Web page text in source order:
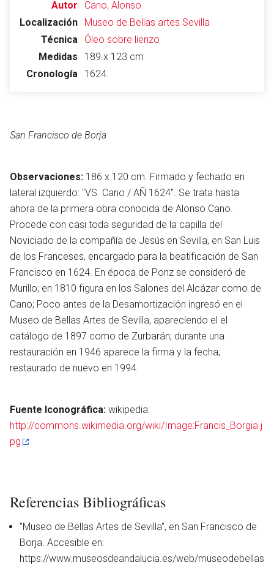
Autor
Cano, Alonso
Localización
Museo de Bellas artes Sevilla
Técnica
Óleo sobre lienzo
Medidas
189 x 123 cm
Cronología
1624.
San Francisco de Borja
Observaciones: 186 x 120 cm. Firmado y fechado en
lateral izquierdo: "VS. Cano / AÑ 1624". Se trata hasta
ahora de la primera obra conocida de Alonso Cano.
Procede con casi toda seguridad de la capilla del
Noviciado de la compañía de Jesús en Sevilla, en San Luis
de los Franceses, encargado para la beatificación de San
Francisco en 1624. En época de Ponz se consideró de
Murillo; en 1810 figura en los Salones del Alcázar como de
Cano; Poco antes de la Desamortización ingresó en el
Museo de Bellas Artes de Sevilla, apareciendo el el
catálogo de 1897 como de Zurbarán; durante una
restauración en 1946 aparece la firma y la fecha;
restaurado de nuevo en 1994.
Fuente Iconográfica: wikipedia:
http://commons.wikimedia.org/wiki/Image:Francis_Borgia.j
pg
Referencias Bibliográficas
"Museo de Bellas Artes de Sevilla", en San Francisco de
Borja. Accesible en:
https://www.museosdeandalucia.es/web/museodebellas